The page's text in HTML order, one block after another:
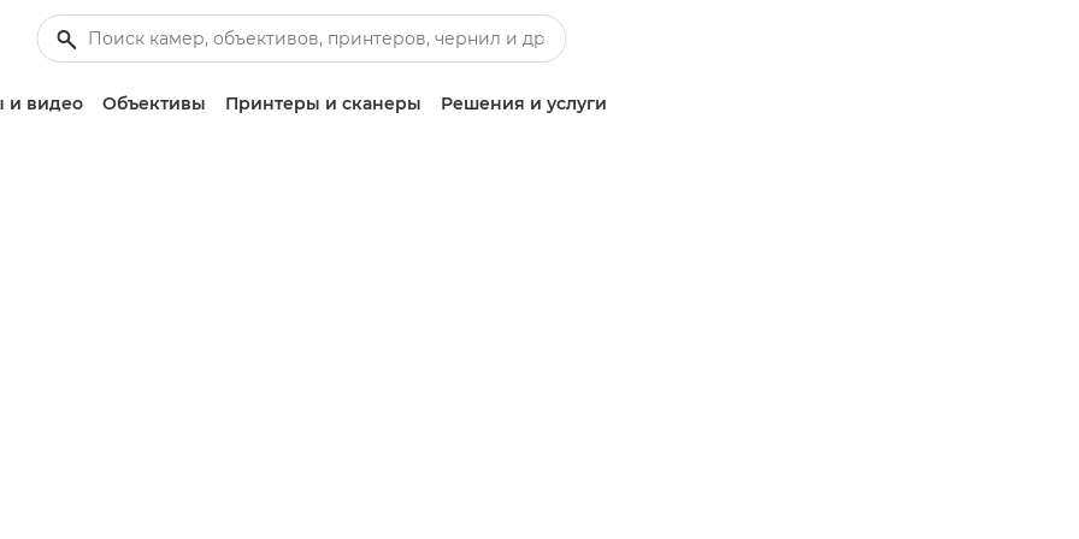
и видео Объективы Принтеры и сканеры Решения и услуги